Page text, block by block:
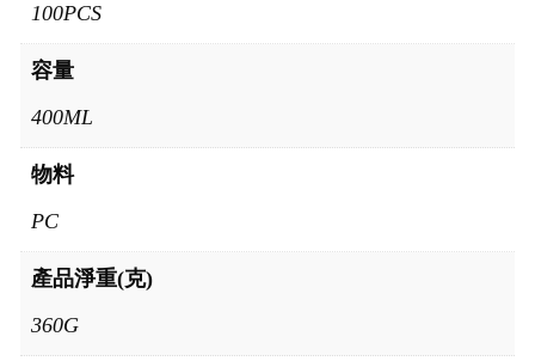
100PCS
容量
400ML
物料
PC
產品淨重(克)
360G